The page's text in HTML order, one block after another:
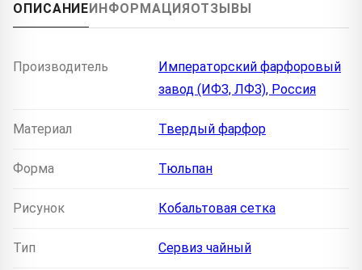
ОПИСАНИЕИНФОРМАЦИЯОТЗЫВЫ
Производитель
Императорский фарфоровый
завод (ИФЗ, ЛФЗ), Россия
Материал Твердый фарфор
Форма Тюльпан
Рисунок Кобальтовая сетка
Тип Сервиз чайный